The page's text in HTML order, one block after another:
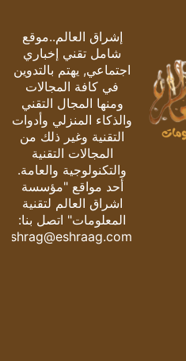
إشراق العالم..موقع
شامل تقني إخباري
اجتماعي, يهتم بالتدوين
في كافة المجالات
ومنها المجال التقني
والذكاء المنزلي وأدوات
التقنية وغير ذلك من
المجالات التقنية
والتكنولوجية والعامة.
أحد مواقع "مؤسسة
اشراق العالم لتقنية
المعلومات" اتصل بنا:
eshrag@eshraag.com